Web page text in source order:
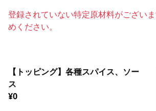
登録されていない特定原材料がござい
めください。
【トッピング】各種スパイス、ソー
ス
¥0